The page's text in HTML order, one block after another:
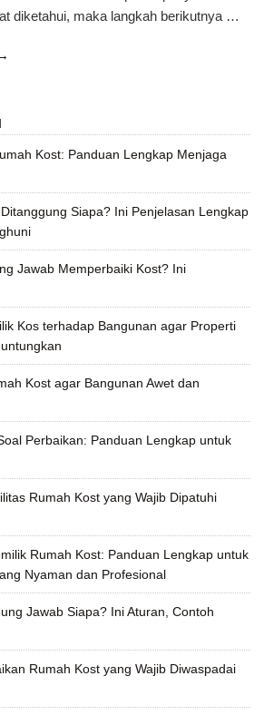
diketahui, maka langkah berikutnya …
Kost: Panduan Lengkap Menjaga
Siapa? Ini Penjelasan Lengkap
Jawab Memperbaiki Kost? Ini
Kos terhadap Bangunan agar Properti
Kost agar Bangunan Awet dan
Perbaikan: Panduan Lengkap untuk
Rumah Kost yang Wajib Dipatuhi
Rumah Kost: Panduan Lengkap untuk
Nyaman dan Profesional
Jawab Siapa? Ini Aturan, Contoh
Rumah Kost yang Wajib Diwaspadai